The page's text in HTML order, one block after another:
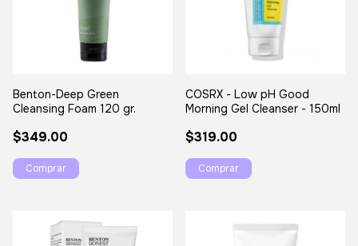
Benton-Deep Green
Cleansing Foam 120 gr.
$349.00
COSRX - Low pH Good
Morning Gel Cleanser - 150ml
$319.00